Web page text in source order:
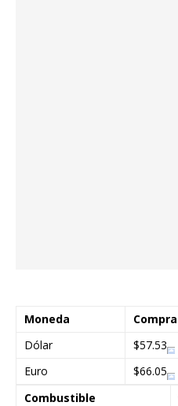
Moneda Compra
Dólar
$57.53
Euro
$66.05
Combustible